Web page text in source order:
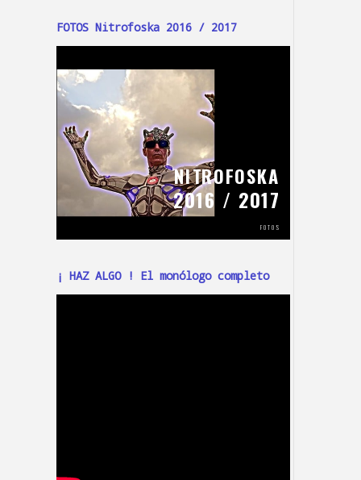
FOTOS Nitrofoska 2016 / 2017
¡ HAZ ALGO ! El monólogo completo